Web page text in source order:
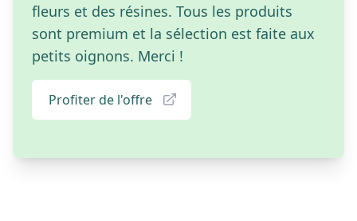
fleurs et des résines. Tous les produits
sont premium et la sélection est faite aux
petits oignons. Merci !
Profiter de l'offre